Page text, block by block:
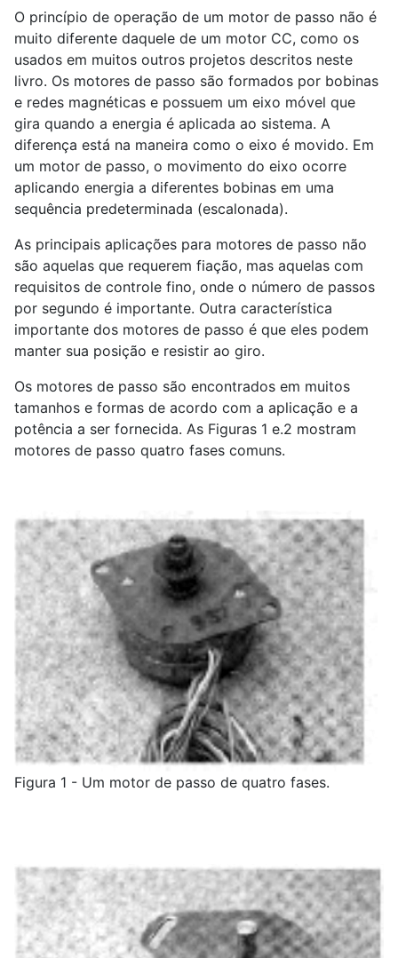
O princípio de operação de um motor de passo não é
muito diferente daquele de um motor CC, como os
usados ​​em muitos outros projetos descritos neste
livro. Os motores de passo são formados por bobinas
e redes magnéticas e possuem um eixo móvel que
gira quando a energia é aplicada ao sistema. A
diferença está na maneira como o eixo é movido. Em
um motor de passo, o movimento do eixo ocorre
aplicando energia a diferentes bobinas em uma
sequência predeterminada (escalonada).
As principais aplicações para motores de passo não
são aquelas que requerem fiação, mas aquelas com
requisitos de controle fino, onde o número de passos
por segundo é importante. Outra característica
importante dos motores de passo é que eles podem
manter sua posição e resistir ao giro.
Os motores de passo são encontrados em muitos
tamanhos e formas de acordo com a aplicação e a
potência a ser fornecida. As Figuras 1 e.2 mostram
motores de passo quatro fases comuns.
Figura 1 - Um motor de passo de quatro fases.